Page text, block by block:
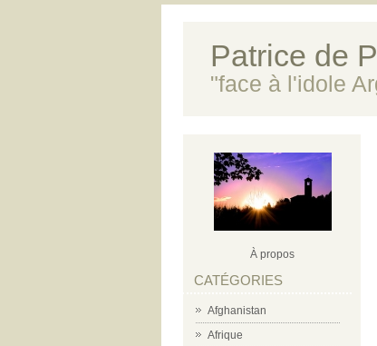
Patrice de
"face à l'idole
À propos
CATÉGORIES
Afghanistan
Afrique